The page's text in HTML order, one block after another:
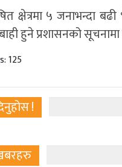
क्षेत्रमा ५ जनाभन्दा
हुने प्रशासनको
125
!